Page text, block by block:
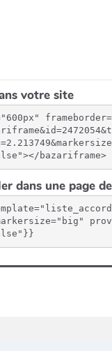
votre site
bazariframe>
dans une page